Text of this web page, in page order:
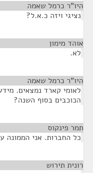
היו"ר כרמל שאמה
נציגי ויזה כ.א.ל?
אוהד מימון
לא.
היו"ר כרמל שאמה
לאומי קארד נמצאים.
הכוכבים בסוף השנה?
תמר פינקוס
כל החברות. אני הממונה
רונית תירוש